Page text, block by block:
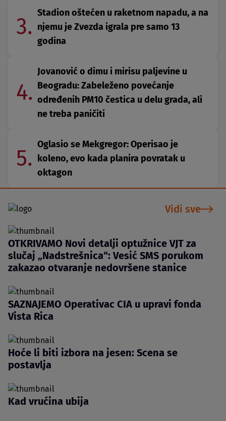
3.
Stadion oštećen u raketnom napadu, a na
njemu je Zvezda igrala pre samo 13
godina
4.
Jovanović o dimu i mirisu paljevine u
Beogradu: Zabeleženo povećanje
određenih PM10 čestica u delu grada, ali
ne treba paničiti
5.
Oglasio se Mekgregor: Operisao je
koleno, evo kada planira povratak u
oktagon
Vidi sve
OTKRIVAMO Novi detalji optužnice VJT za
slučaj „Nadstrešnica“: Vesić SMS porukom
zakazao otvaranje nedovršene stanice
SAZNAJEMO Operativac CIA u upravi fonda
Vista Rica
Hoće li biti izbora na jesen: Scena se
postavlja
Kad vrućina ubija